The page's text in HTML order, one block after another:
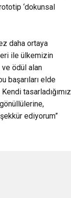
‘dokunsal
daha ortaya
ile ülkemizin
ve ödül alan
başarıları elde
tasarladığımız
ediyorum”